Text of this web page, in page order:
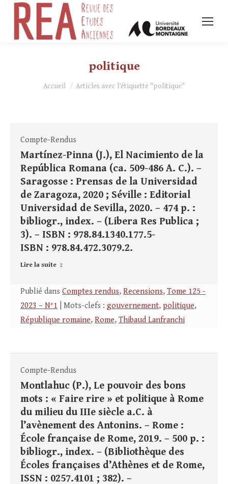
politique
Vous êtes ici :
Accueil Articles avec l’étiquette "politique"
Compte-Rendus
Martínez-Pinna (J.), El Nacimiento de la
República Romana (ca. 509-486 A. C.). –
Saragosse : Prensas de la Universidad
de Zaragoza, 2020 ; Séville : Editorial
Universidad de Sevilla, 2020. – 474 p. :
bibliogr., index. – (Libera Res Publica ;
3). – ISBN : 978.84.1340.177.5-
ISBN : 978.84.472.3079.2.
Lire la suite
Publié dans Comptes rendus, Recensions, Tome 125 -
2023 – N°1 | Mots-clefs : gouvernement, politique,
République romaine, Rome, Thibaud Lanfranchi
Compte-Rendus
Montlahuc (P.), Le pouvoir des bons
mots : « Faire rire » et politique à Rome
du milieu du IIIe siècle a.C. à
l’avènement des Antonins. – Rome :
École française de Rome, 2019. – 500 p. :
bibliogr., index. – (Bibliothèque des
Écoles françaises d’Athènes et de Rome,
ISSN : 0257.4101 ; 382). –